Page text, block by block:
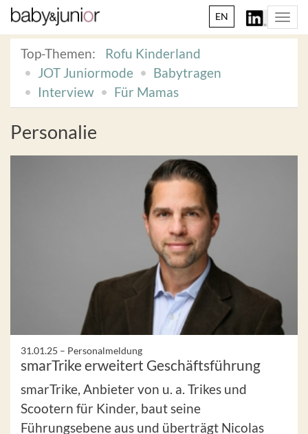
EN
Top-Themen:
Rofu Kinderland
JOT Juniormode
Babytragen
Interview
Für Mamas
Personalie
31.01.25 – Personalmeldung
smarTrike erweitert Geschäftsführung
smarTrike, Anbieter von u. a. Trikes und
Scootern für Kinder, baut seine
Führungsebene aus und überträgt Nicolas